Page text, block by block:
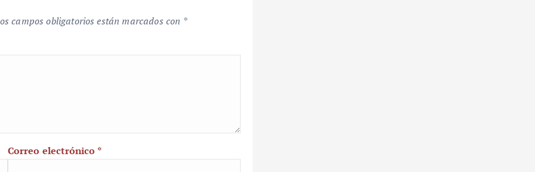
campos obligatorios están marcados con *
Correo electrónico *